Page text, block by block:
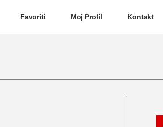
Favoriti Moj Profil Kontakt